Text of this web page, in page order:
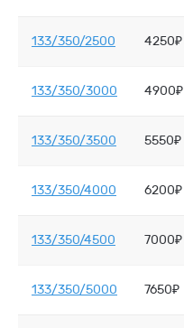
133/350/2500 4250₽
133/350/3000 4900₽
133/350/3500 5550₽
133/350/4000 6200₽
133/350/4500 7000₽
133/350/5000 7650₽